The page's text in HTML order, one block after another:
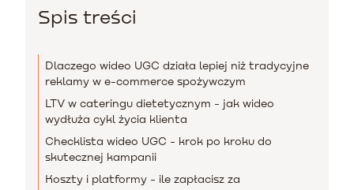
Spis treści
Dlaczego wideo UGC działa lepiej niż tradycyjne
reklamy w e-commerce spożywczym
LTV w cateringu dietetycznym - jak wideo
wydłuża cykl życia klienta
Checklista wideo UGC - krok po kroku do
skutecznej kampanii
Koszty i platformy - ile zapłacisz za